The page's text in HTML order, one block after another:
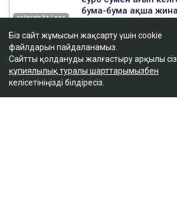
Біз сайт жұмысын жақсарту үшін cookie
файлдарын пайдаланамыз.
Сайтты қолдануды жалғастыру арқылы сіз
құпиялылық туралы шарттарымызбен
келісетініңізді білдіресіз.